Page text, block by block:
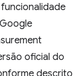
oficial do
descrito